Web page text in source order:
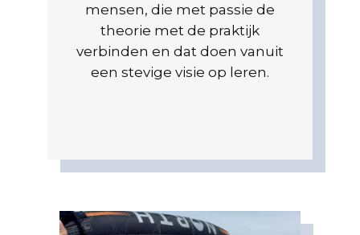
mensen, die met passie de
theorie met de praktijk
verbinden en dat doen vanuit
een stevige visie op leren.